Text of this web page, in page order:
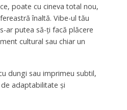
poate cu cineva total nou,
înaltă. Vibe-ul tău
ar putea să-ți facă plăcere
cultural sau chiar un
dungi sau imprimeu subtil,
adaptabilitate și